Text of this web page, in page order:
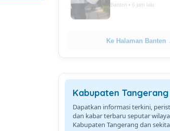
Banten • 6 jam lalu
Ke Halaman Banten
Kabupaten Tangerang
Dapatkan informasi terkini,
dan kabar terbaru seputar
Kabupaten Tangerang dan